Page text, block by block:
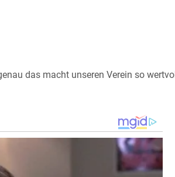
das macht unseren Verein so wertvoll